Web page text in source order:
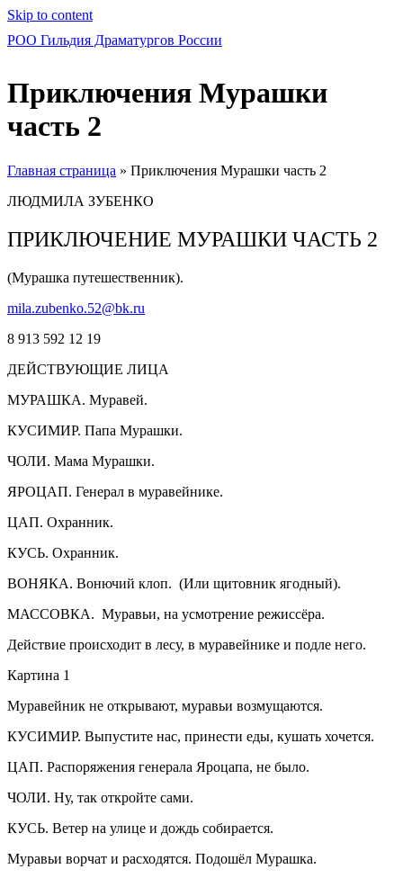
Skip to content
РОО Гильдия Драматургов России
Приключения Мурашки
часть 2
Главная страница » Приключения Мурашки часть 2
ЛЮДМИЛА ЗУБЕНКО
ПРИКЛЮЧЕНИЕ МУРАШКИ ЧАСТЬ 2
(Мурашка путешественник).
mila.zubenko.52@bk.ru
8 913 592 12 19
ДЕЙСТВУЮЩИЕ ЛИЦА
МУРАШКА. Муравей.
КУСИМИР. Папа Мурашки.
ЧОЛИ. Мама Мурашки.
ЯРОЦАП. Генерал в муравейнике.
ЦАП. Охранник.
КУСЬ. Охранник.
ВОНЯКА. Вонючий клоп. (Или щитовник ягодный).
МАССОВКА. Муравьи, на усмотрение режиссёра.
Действие происходит в лесу, в муравейнике и подле него.
Картина 1
Муравейник не открывают, муравьи возмущаются.
КУСИМИР. Выпустите нас, принести еды, кушать хочется.
ЦАП. Распоряжения генерала Яроцапа, не было.
ЧОЛИ. Ну, так откройте сами.
КУСЬ. Ветер на улице и дождь собирается.
Муравьи ворчат и расходятся. Подошёл Мурашка.